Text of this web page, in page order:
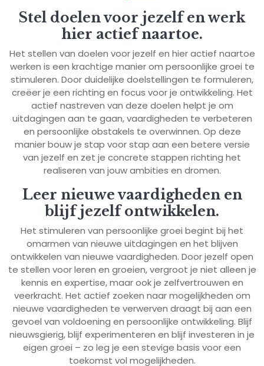
Stel doelen voor jezelf en werk
hier actief naartoe.
Het stellen van doelen voor jezelf en hier actief naartoe
werken is een krachtige manier om persoonlijke groei te
stimuleren. Door duidelijke doelstellingen te formuleren,
creëer je een richting en focus voor je ontwikkeling. Het
actief nastreven van deze doelen helpt je om
uitdagingen aan te gaan, vaardigheden te verbeteren
en persoonlijke obstakels te overwinnen. Op deze
manier bouw je stap voor stap aan een betere versie
van jezelf en zet je concrete stappen richting het
realiseren van jouw ambities en dromen.
Leer nieuwe vaardigheden en
blijf jezelf ontwikkelen.
Het stimuleren van persoonlijke groei begint bij het
omarmen van nieuwe uitdagingen en het blijven
ontwikkelen van nieuwe vaardigheden. Door jezelf open
te stellen voor leren en groeien, vergroot je niet alleen je
kennis en expertise, maar ook je zelfvertrouwen en
veerkracht. Het actief zoeken naar mogelijkheden om
nieuwe vaardigheden te verwerven draagt bij aan een
gevoel van voldoening en persoonlijke ontwikkeling. Blijf
nieuwsgierig, blijf experimenteren en blijf investeren in je
eigen groei – zo leg je een stevige basis voor een
toekomst vol mogelijkheden.